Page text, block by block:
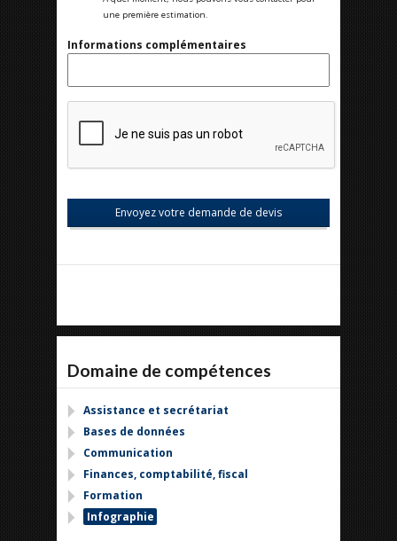
une première estimation.
Informations complémentaires
Domaine de compétences
Assistance et secrétariat
Bases de données
Communication
Finances, comptabilité, fiscal
Formation
Infographie